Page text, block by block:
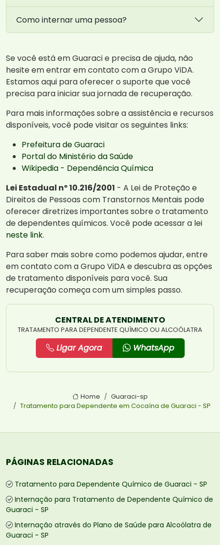
Como internar uma pessoa?
Se você está em Guaraci e precisa de ajuda, não
hesite em entrar em contato com a Grupo ViDA.
Estamos aqui para oferecer o suporte que você
precisa para iniciar sua jornada de recuperação.
Para mais informações sobre a assistência e recursos
disponíveis, você pode visitar os seguintes links:
Prefeitura de Guaraci
Portal do Ministério da Saúde
Wikipedia - Dependência Química
Lei Estadual nº 10.216/2001 - A Lei de Proteção e
Direitos de Pessoas com Transtornos Mentais pode
oferecer diretrizes importantes sobre o tratamento
de dependentes químicos. Você pode acessar a lei
neste link.
Para saber mais sobre como podemos ajudar, entre
em contato com a Grupo ViDA e descubra as opções
de tratamento disponíveis para você. Sua
recuperação começa com um simples passo.
CENTRAL DE ATENDIMENTO
TRATAMENTO PARA DEPENDENTE QUÍMICO OU ALCOÓLATRA
Ligar Agora WhatsApp
Home
Guaraci-sp
Tratamento para Dependente em Cocaína de Guaraci - SP
PÁGINAS RELACIONADAS
Tratamento para Dependente Químico de Guaraci - SP
Internação para Tratamento de Dependente Químico de
Guaraci - SP
Internação através do Plano de Saúde para Alcoólatra de
Guaraci - SP